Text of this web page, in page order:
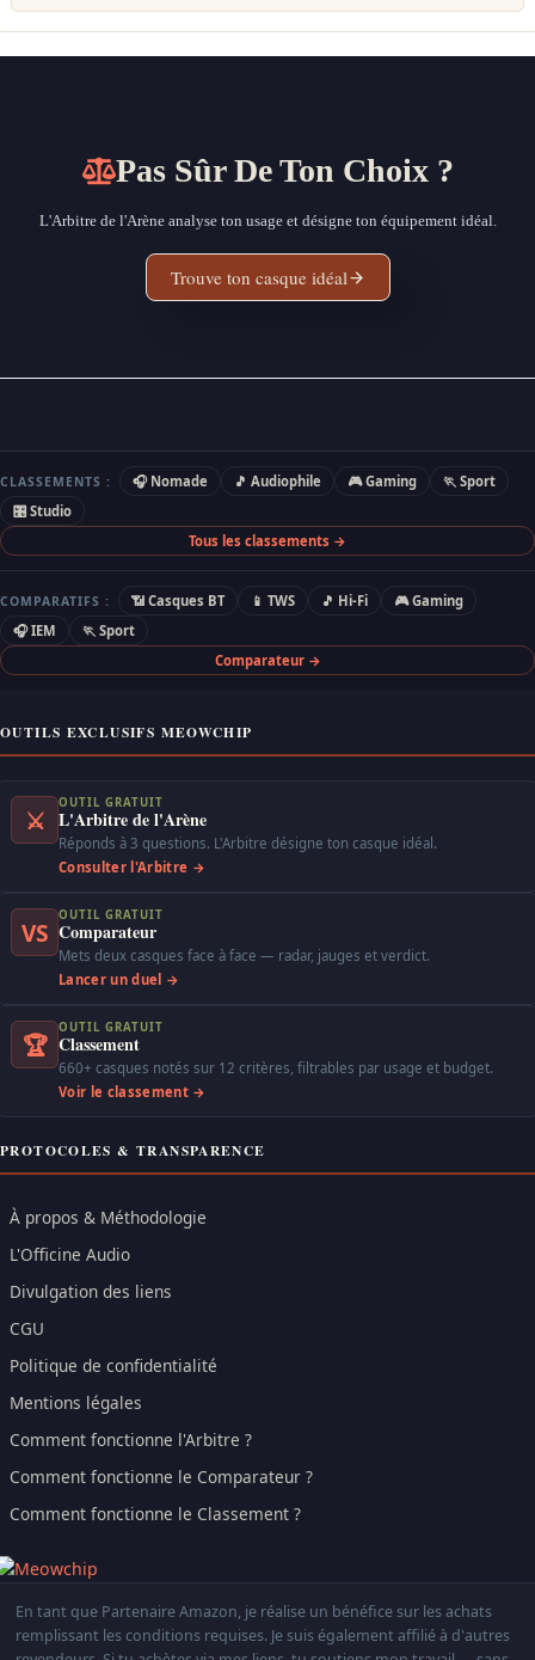
Pas Sûr De Ton Choix ?
L'Arbitre de l'Arène analyse ton usage et désigne ton équipement idéal.
Trouve ton casque idéal
CLASSEMENTS : 🎧 Nomade 🎵 Audiophile 🎮 Gaming
🏃 Sport
🎛 Studio
Tous les classements →
COMPARATIFS : 📶 Casques BT 📱 TWS 🎵 Hi-Fi
🎮 Gaming
🎧 IEM
🏃 Sport
Comparateur →
OUTILS EXCLUSIFS MEOWCHIP
⚔
OUTIL GRATUIT
L'Arbitre de l'Arène
Réponds à 3 questions. L'Arbitre désigne ton casque idéal.
Consulter l'Arbitre →
VS
OUTIL GRATUIT
Comparateur
Mets deux casques face à face — radar, jauges et verdict.
Lancer un duel →
🏆
OUTIL GRATUIT
Classement
660+ casques notés sur 12 critères, filtrables par usage et budget.
Voir le classement →
PROTOCOLES & TRANSPARENCE
À propos & Méthodologie
L'Officine Audio
Divulgation des liens
CGU
Politique de confidentialité
Mentions légales
Comment fonctionne l'Arbitre ?
Comment fonctionne le Comparateur ?
Comment fonctionne le Classement ?
En tant que Partenaire Amazon, je réalise un bénéfice sur les achats
remplissant les conditions requises. Je suis également affilié à d'autres